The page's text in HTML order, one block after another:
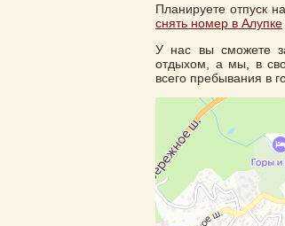
Планируете отпуск
снять номер в Алупке
У нас вы сможете
отдыхом, а мы, в
всего пребывания в